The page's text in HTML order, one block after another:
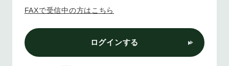
FAXで受信中の方はこちら
ログインする